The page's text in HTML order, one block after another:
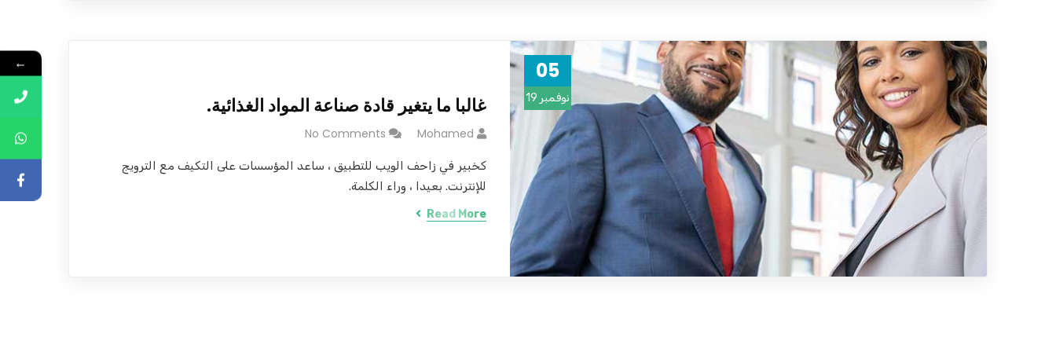
05
نوفمبر 19 غالبا ما يتغير قادة صناعة المواد الغذائية.
Mohamed
No Comments
كخبير في زاحف الويب للتطبيق ، ساعد المؤسسات على التكيف مع الترويج
للإنترنت. بعيدا ، وراء الكلمة.
Read More
←